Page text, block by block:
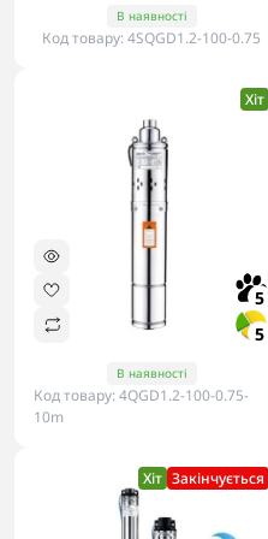
В наявності
Код товару: 4SQGD1.2-100-0.75
Хіт
5
5
В наявності
Код товару: 4QGD1.2-100-0.75-
10m
Хіт Закінчується